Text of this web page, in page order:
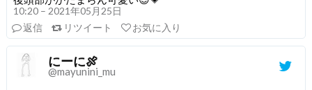
10:20 – 2021年05月25日
返信
リツイート お気に入り
にーに🍖
@mayunini_mu